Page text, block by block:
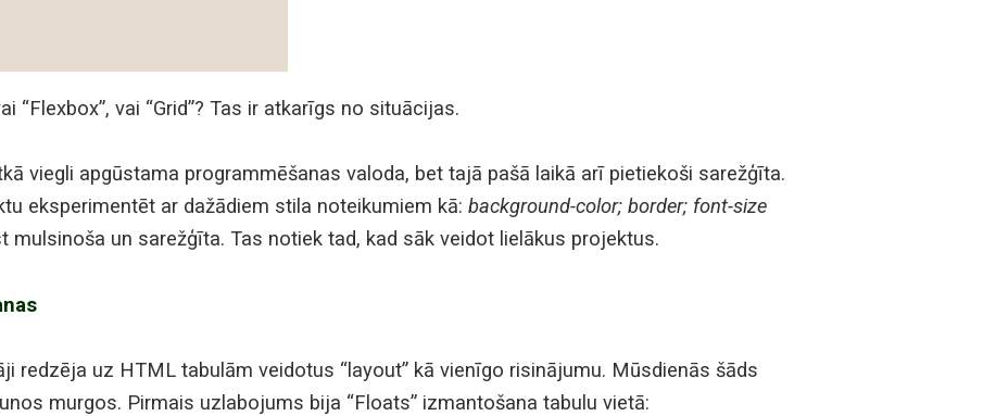
“Flexbox”, vai “Grid”? Tas ir atkarīgs no situācijas.
viegli apgūstama programmēšanas valoda, bet tajā pašā laikā arī pietiekoši sarežģīta.
eksperimentēt ar dažādiem stila noteikumiem kā: background-color; border; font-size
mulsinoša un sarežģīta. Tas notiek tad, kad sāk veidot lielākus projektus.
redzēja uz HTML tabulām veidotus “layout” kā vienīgo risinājumu. Mūsdienās šāds
murgos. Pirmais uzlabojums bija “Floats” izmantošana tabulu vietā: